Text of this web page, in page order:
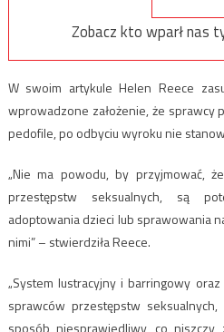
Zobacz kto wparł nas
W swoim artykule Helen Reece
wprowadzone założenie, że sprawcy
pedofile, po odbyciu wyroku nie
„Nie ma powodu, by przyjmować,
przestępstw seksualnych, są
adoptowania dzieci lub sprawowania
nimi” – stwierdziła Reece.
„System lustracyjny i barringowy
sprawców przestępstw
sposób niesprawiedliwy, co